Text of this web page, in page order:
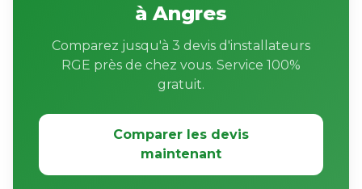
à Angres
Comparez jusqu'à 3 devis d'installateurs
RGE près de chez vous. Service 100%
gratuit.
Comparer les devis
maintenant